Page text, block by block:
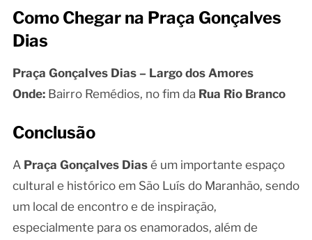
Como Chegar na Praça Gonçalves
Dias
Praça Gonçalves Dias – Largo dos Amores
Onde:Bairro Remédios, no fim da Rua Rio Branco
Conclusão
A Praça Gonçalves Diasé um importante espaço
cultural e histórico em São Luís do Maranhão, sendo
um local de encontro e de inspiração,
especialmente para os enamorados, além de